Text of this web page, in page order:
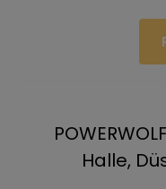
Halle,